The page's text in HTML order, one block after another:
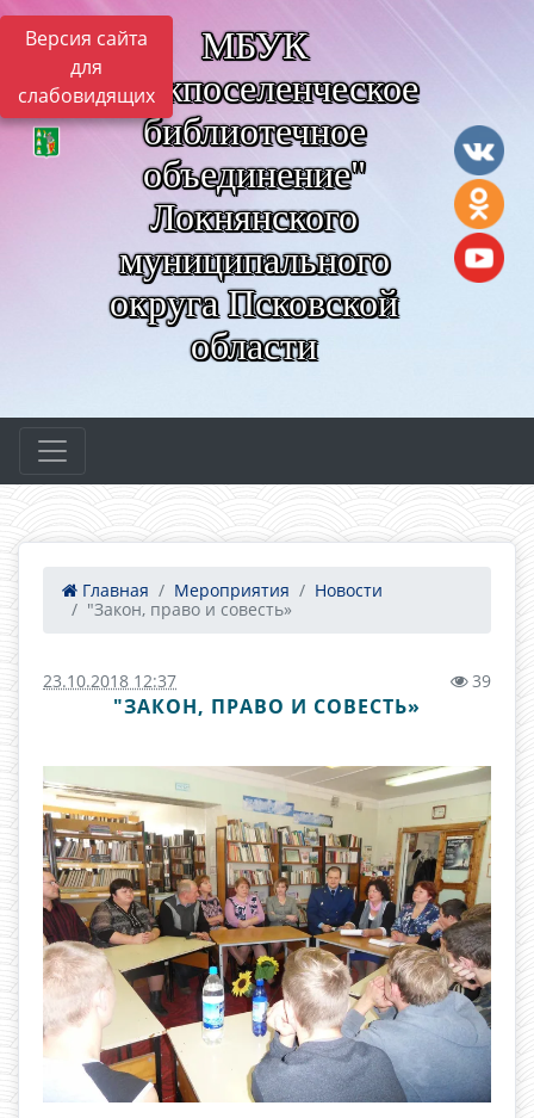
Версия сайта
для
слабовидящих
МБУК
"Межпоселенческое
библиотечное
объединение"
Локнянского
муниципального
округа Псковской
области
Главная Мероприятия
Новости
"Закон, право и совесть»
23.10.2018 12:37 39
"ЗАКОН, ПРАВО И СОВЕСТЬ»